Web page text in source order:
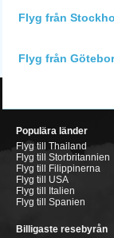
Flyg från
Flyg från
Populära länder
Flyg till Thailand
Flyg till Storbritannien
Flyg till Filippinerna
Flyg till USA
Flyg till Italien
Flyg till Spanien
Billigaste resebyrån